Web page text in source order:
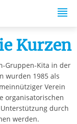
Kurzen
Gruppen-Kita in der
wurden 1985 als
Verein
organisatorischen
durch
werden.